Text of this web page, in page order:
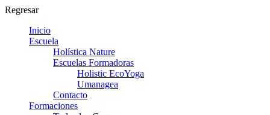
Regresar
Inicio
Escuela
Holística Nature
Escuelas Formadoras
Holistic EcoYoga
Umanagea
Contacto
Formaciones